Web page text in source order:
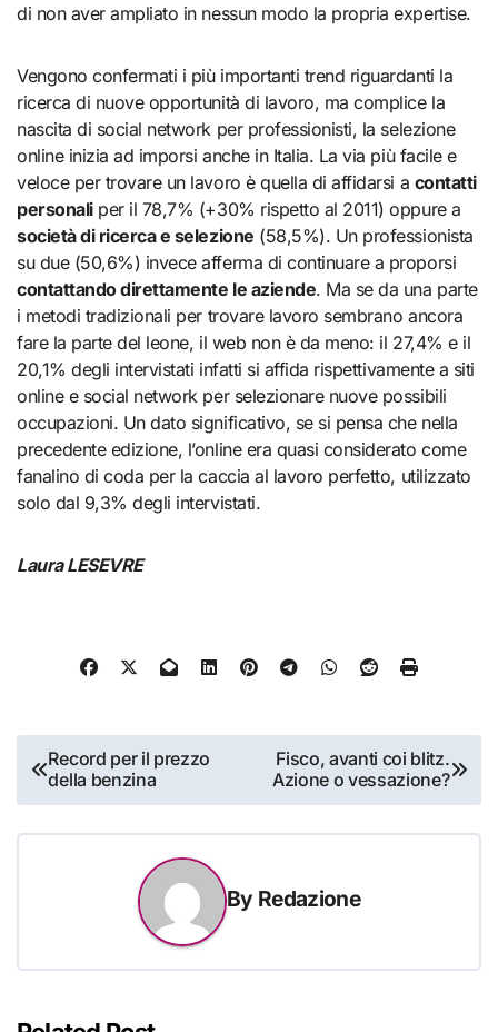
di non aver ampliato in nessun modo la propria expertise.
Vengono confermati i più importanti trend riguardanti la
ricerca di nuove opportunità di lavoro, ma complice la
nascita di social network per professionisti, la selezione
online inizia ad imporsi anche in Italia. La via più facile e
veloce per trovare un lavoro è quella di affidarsi a contatti
personaliper il 78,7% (+30% rispetto al 2011) oppure a
società di ricerca e selezione (58,5%). Un professionista
su due (50,6%) invece afferma di continuare a proporsi
contattando direttamente le aziende. Ma se da una parte
i metodi tradizionali per trovare lavoro sembrano ancora
fare la parte del leone, il web non è da meno: il 27,4% e il
20,1% degli intervistati infatti si affida rispettivamente a siti
online e social network per selezionare nuove possibili
occupazioni. Un dato significativo, se si pensa che nella
precedente edizione, l’online era quasi considerato come
fanalino di coda per la caccia al lavoro perfetto, utilizzato
solo dal 9,3% degli intervistati.
Laura LESEVRE
Navigazione
articoli
Record per il prezzo
della benzina
Fisco, avanti coi blitz.
Azione o vessazione?
By Redazione